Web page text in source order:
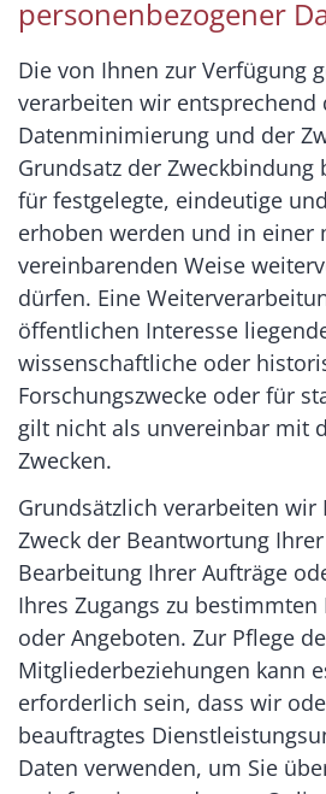
personenbezogener
Die von Ihnen zur Verfügung
verarbeiten wir entsprechend
Datenminimierung und der
Grundsatz der Zweckbindung
für festgelegte, eindeutige
erhoben werden und in einer
vereinbarenden Weise
dürfen. Eine
öffentlichen Interesse
wissenschaftliche oder
Forschungszwecke oder für
gilt nicht als unvereinbar mit
Zwecken.
Grundsätzlich verarbeiten wir
Zweck der Beantwortung
Bearbeitung Ihrer Aufträge
Ihres Zugangs zu
oder Angeboten. Zur Pflege
Mitgliederbeziehungen kann
erforderlich sein, dass wir
beauftragtes
Daten verwenden, um Sie